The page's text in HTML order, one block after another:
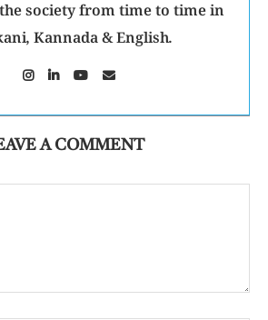
society from time to time in
Kannada & English.
A COMMENT